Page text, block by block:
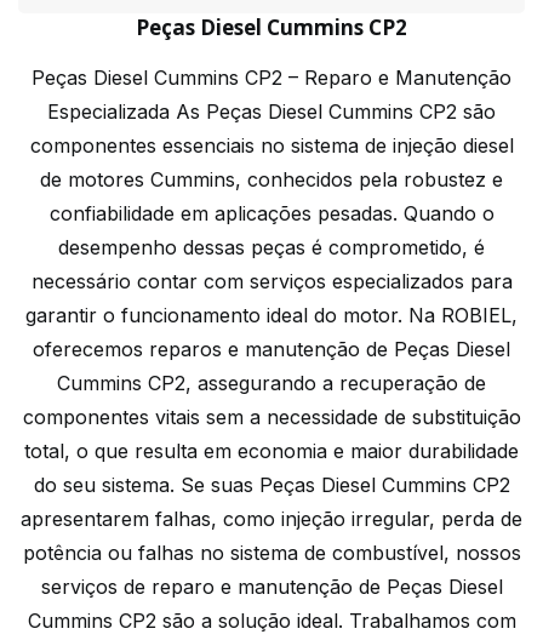
Peças Diesel Cummins CP2
Peças Diesel Cummins CP2 – Reparo e Manutenção
Especializada As Peças Diesel Cummins CP2 são
componentes essenciais no sistema de injeção diesel
de motores Cummins, conhecidos pela robustez e
confiabilidade em aplicações pesadas. Quando o
desempenho dessas peças é comprometido, é
necessário contar com serviços especializados para
garantir o funcionamento ideal do motor. Na ROBIEL,
oferecemos reparos e manutenção de Peças Diesel
Cummins CP2, assegurando a recuperação de
componentes vitais sem a necessidade de substituição
total, o que resulta em economia e maior durabilidade
do seu sistema. Se suas Peças Diesel Cummins CP2
apresentarem falhas, como injeção irregular, perda de
potência ou falhas no sistema de combustível, nossos
serviços de reparo e manutenção de Peças Diesel
Cummins CP2 são a solução ideal. Trabalhamos com